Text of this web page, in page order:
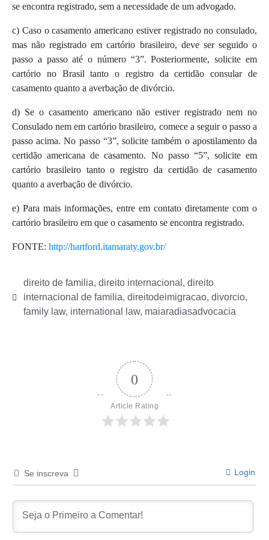
se encontra registrado, sem a necessidade de um advogado.
c) Caso o casamento americano estiver registrado no consulado,
mas não registrado em cartório brasileiro, deve ser seguido o
passo a passo até o número “3”. Posteriormente, solicite em
cartório no Brasil tanto o registro da certidão consular de
casamento quanto a averbação de divórcio.
d) Se o casamento americano não estiver registrado nem no
Consulado nem em cartório brasileiro, comece a seguir o passo a
passo acima. No passo “3”, solicite também o apostilamento da
certidão americana de casamento. No passo “5”, solicite em
cartório brasileiro tanto o registro da certidão de casamento
quanto a averbação de divórcio.
e) Para mais informações, entre em contato diretamente com o
cartório brasileiro em que o casamento se encontra registrado.
FONTE: http://hartford.itamaraty.gov.br/
direito de familia, direito internacional , direito
internacional de familia, direitodeimigracao, divorcio,
family law, international law, maiaradiasadvocacia
0
Article Rating
Se inscreva Login